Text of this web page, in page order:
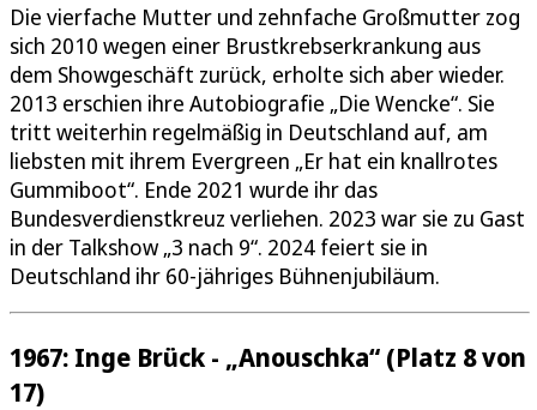
Die vierfache Mutter und zehnfache Großmutter zog
sich 2010 wegen einer Brustkrebserkrankung aus
dem Showgeschäft zurück, erholte sich aber wieder.
2013 erschien ihre Autobiografie „Die Wencke“. Sie
tritt weiterhin regelmäßig in Deutschland auf, am
liebsten mit ihrem Evergreen „Er hat ein knallrotes
Gummiboot“. Ende 2021 wurde ihr das
Bundesverdienstkreuz verliehen. 2023 war sie zu Gast
in der Talkshow „3 nach 9“. 2024 feiert sie in
Deutschland ihr 60-jähriges Bühnenjubiläum.
1967: Inge Brück - „Anouschka“ (Platz 8 von
17)